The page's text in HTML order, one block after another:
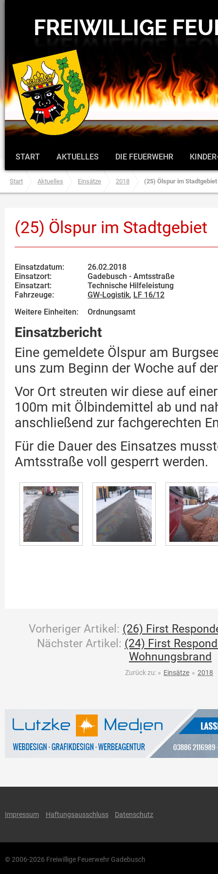
START AKTUELLES DIE FEUERWEHR
Start Aktuelles Einsätze 2018 (25) Ölspur im Stadtgebiet
(25) Ölspur im Stadtgebiet
Einsatzdatum:
26.02.2018
Einsatzort:
Gadebusch - Amtsstraße
Einsatzart:
Technische Hilfeleistung
Fahrzeuge:
GW-Logistik, LF 16/12
Weitere Einheiten:
Ordnungsamt
Einsatzbericht
Eine gemeldete Ölspur am
uns zum Beginn der Woche auf
Vor Ort streuten wir diese auf
100m mit Ölbindemittel ab und
anschließend zur fachgerechten
Für die Dauer des Einsatzes
Amtsstraße voll gesperrt werden.
Vorheriger Artikel: (26) First
Nächster Artikel: (24) First
Wohnungsbrand
Zurück zu: » Einsätze » 2018
Impressum Haftungsausschluss Datenschutz
© 2006-2026 Freiwillige Feuerwehr Gadebusch